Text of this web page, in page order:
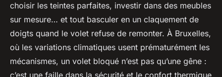
choisir les teintes parfaites, investir dans des meubles
sur mesure… et tout basculer en un claquement de
doigts quand le volet refuse de remonter. À Bruxelles,
où les variations climatiques usent prématurément les
mécanismes, un volet bloqué n’est pas qu’une gêne :